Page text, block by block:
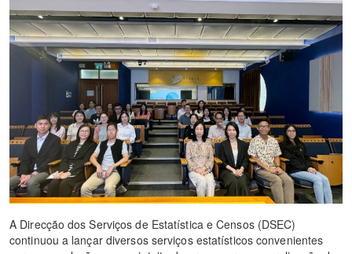
A Direcção dos Serviços de Estatística e Censos (DSEC)
continuou a lançar diversos serviços estatísticos convenientes